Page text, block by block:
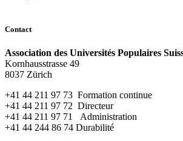
Contact
Association des Universités Populaires
Kornhausstrasse 49
8037 Zürich
+41 44 211 97 73 Formation continue
+41 44 211 97 72 Directeur
+41 44 211 97 71 Administration
+41 44 244 86 74 Durabilité